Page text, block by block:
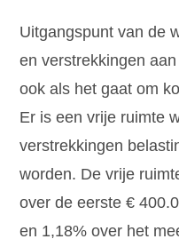
Uitgangspunt van de
en verstrekkingen
ook als het gaat om
Er is een vrije ruimte
verstrekkingen
worden. De vrije
over de eerste €
en 1,18% over het